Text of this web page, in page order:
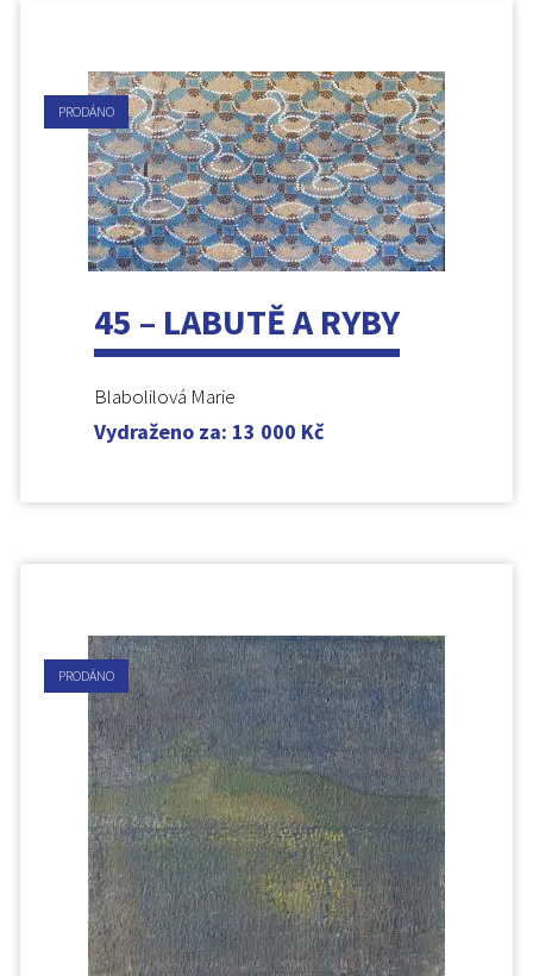
PRODÁNO
45 – LABUTĚ A RYBY
Blabolilová Marie
Vydraženo za: 13 000 Kč
PRODÁNO